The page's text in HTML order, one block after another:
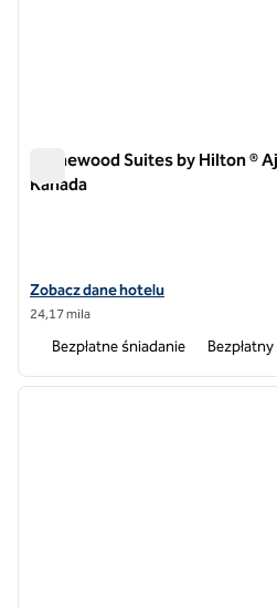
Homewood Suites by Hilton ®
Kanada
Zobacz szczegóły hotelu
Zobacz dane hotelu
24,17 mila
Bezpłatne śniadanie
1 z 12